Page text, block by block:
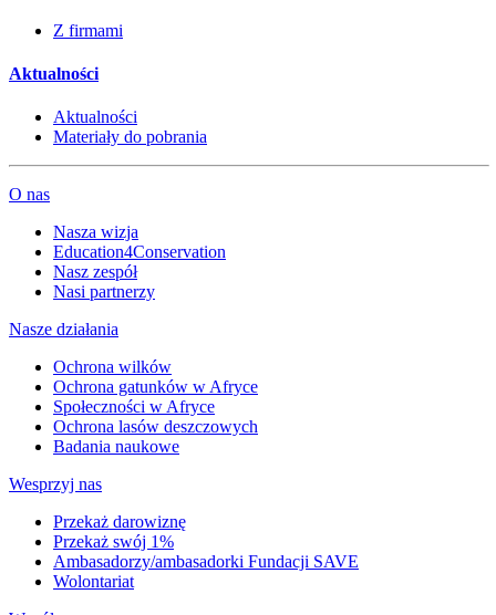
Z firmami
Aktualności
Aktualności
Materiały do pobrania
O nas
Nasza wizja
Education4Conservation
Nasz zespół
Nasi partnerzy
Nasze działania
Ochrona wilków
Ochrona gatunków w Afryce
Społeczności w Afryce
Ochrona lasów deszczowych
Badania naukowe
Wesprzyj nas
Przekaż darowiznę
Przekaż swój 1%
Ambasadorzy/ambasadorki Fundacji SAVE
Wolontariat